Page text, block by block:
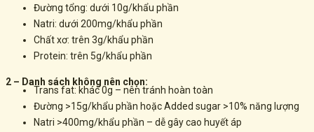
Đường tổng: dưới 10g/khẩu phần
Natri: dưới 200mg/khẩu phần
Chất xơ: trên 3g/khẩu phần
Protein: trên 5g/khẩu phần
2 – Danh sách không nên chọn:
Trans fat: khác 0g – nên tránh hoàn toàn
Đường >15g/khẩu phần hoặc Added sugar >10% năng lượng
Natri >400mg/khẩu phần – dễ gây cao huyết áp